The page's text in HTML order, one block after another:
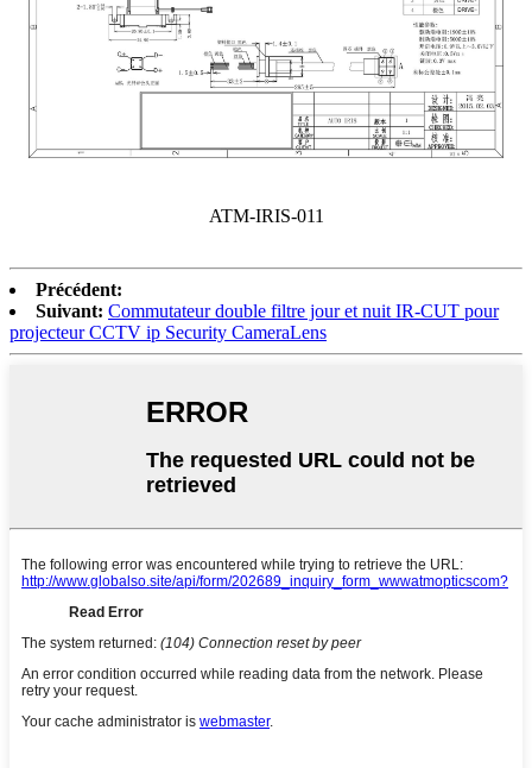
ATM-IRIS-011
Précédent:
Suivant: Commutateur double filtre jour et nuit IR-CUT pour
projecteur CCTV ip Security CameraLens